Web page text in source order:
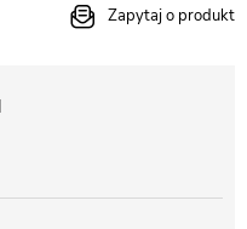
Zapytaj o produkt